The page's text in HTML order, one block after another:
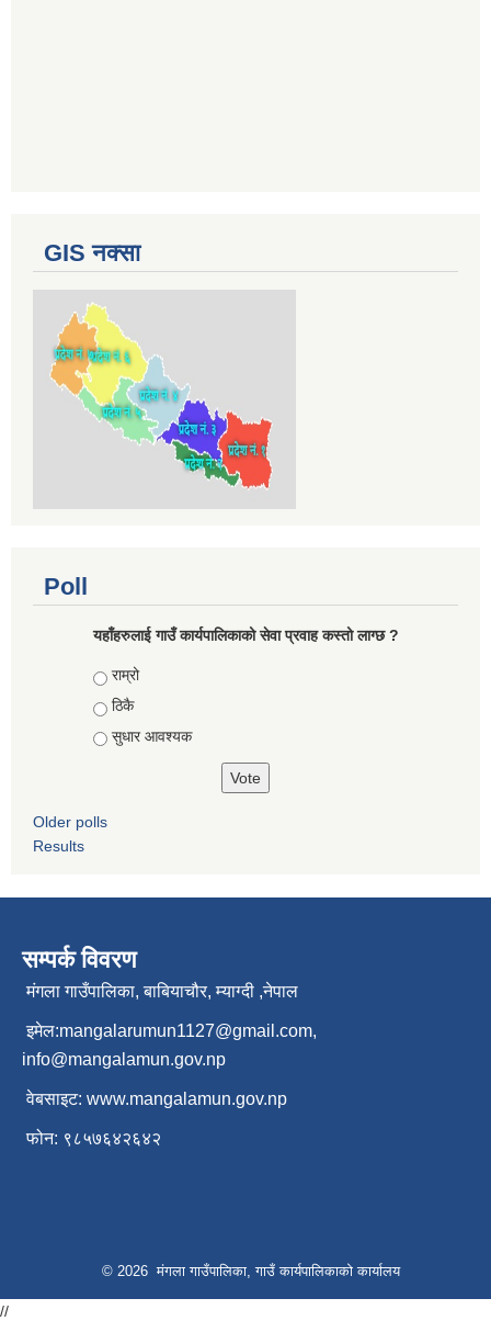
GIS नक्सा
Poll
यहाँहरुलाई गाउँ कार्यपालिकाको सेवा प्रवाह कस्तो लाग्छ ?
Choices
राम्रो
ठिकै
सुधार आवश्यक
Older polls
Results
सम्पर्क विवरण
मंगला गाउँपालिका, बाबियाचौर, म्याग्दी ,नेपाल
इमेल:mangalarumun1127@gmail.com,
info@mangalamun.gov.np
वेबसाइट: www.mangalamun.gov.np
फोन: ९८५७६४२६४२
© 2026 मंगला गाउँपालिका, गाउँ कार्यपालिकाको कार्यालय
//